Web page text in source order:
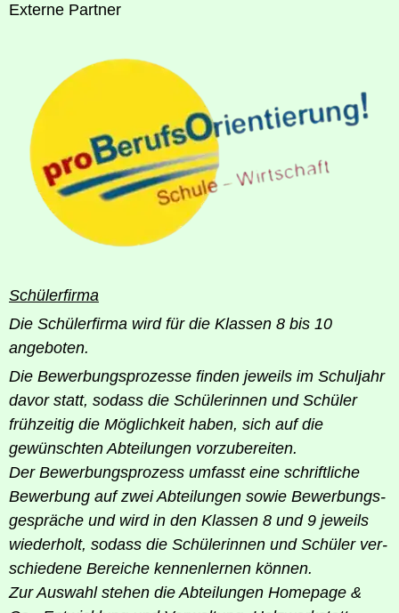
Exter­ne Partner
Schü­ler­fir­ma
Die Schü­ler­fir­ma wird für die Klas­sen 8 bis 10
angeboten.
Die Bewer­bungs­pro­zes­se fin­den jeweils im Schul­jahr
davor statt, sodass die Schü­le­rin­nen und Schü­ler
früh­zei­tig die Mög­lich­keit haben, sich auf die
gewünsch­ten Abtei­lun­gen vor­zu­be­rei­ten.
Der Bewer­bungs­pro­zess umfasst eine schrift­li­che
Bewer­bung auf zwei Abtei­lun­gen sowie Bewer­bungs­
ge­sprä­che und wird in den Klas­sen 8 und 9 jeweils
wie­der­holt, sodass die Schü­le­rin­nen und Schü­ler ver­
schie­de­ne Berei­che ken­nen­ler­nen kön­nen.
Zur Aus­wahl ste­hen die Abtei­lun­gen Home­page &